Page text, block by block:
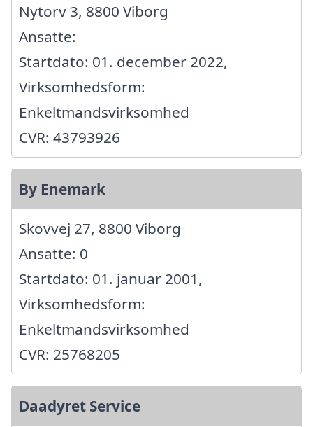
Nytorv 3, 8800 Viborg
Ansatte:
Startdato: 01. december 2022,
Virksomhedsform:
Enkeltmandsvirksomhed
CVR: 43793926
By Enemark
Skovvej 27, 8800 Viborg
Ansatte: 0
Startdato: 01. januar 2001,
Virksomhedsform:
Enkeltmandsvirksomhed
CVR: 25768205
Daadyret Service